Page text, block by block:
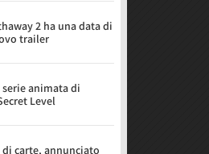
2 ha una data di
trailer
animata di
Level
carte, annunciato